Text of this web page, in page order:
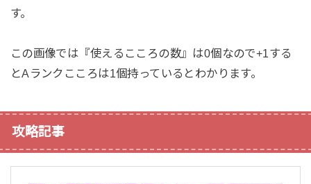
す。
この画像では『使えるこころの数』は0個なので+1する
とAランクこころは1個持っているとわかります。
攻略記事